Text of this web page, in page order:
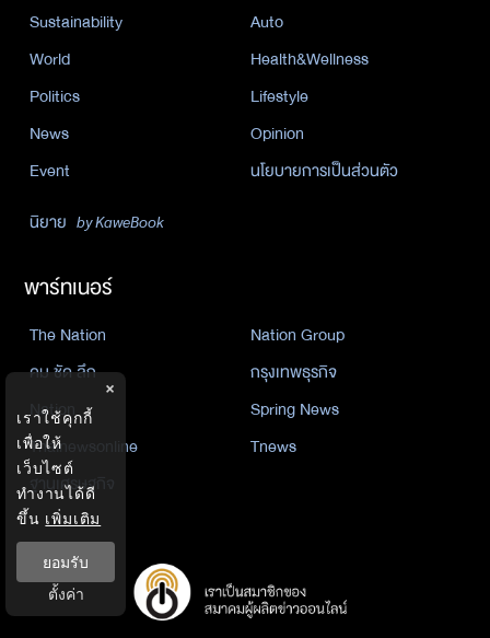
Sustainability
Auto
World
Health&Wellness
Politics
Lifestyle
News
Opinion
Event
นโยบายการเป็นส่วนตัว
นิยาย by KaweBook
พาร์ทเนอร์
The Nation
Nation Group
คม ชัด ลึก
กรุงเทพธุรกิจ
Nation
Spring News
Thainewsonline
Tnews
ฐานเศรษฐกิจ
×
เราใช้คุกกี้
เพื่อให้
เว็บไซต์
ทำงานได้ดี
ขึ้น เพิ่มเติม
ยอมรับ
ตั้งค่า